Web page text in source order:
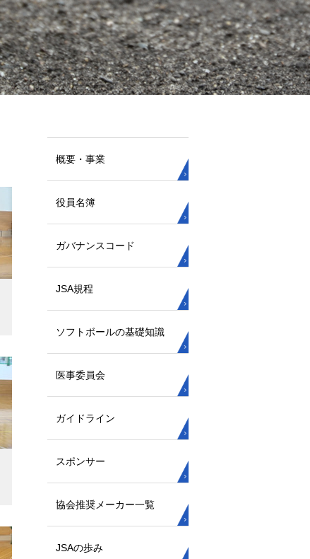
概要・事業
役員名簿
ガバナンスコード
JSA規程
ソフトボールの基礎知識
医事委員会
ガイドライン
スポンサー
協会推奨メーカー一覧
JSAの歩み